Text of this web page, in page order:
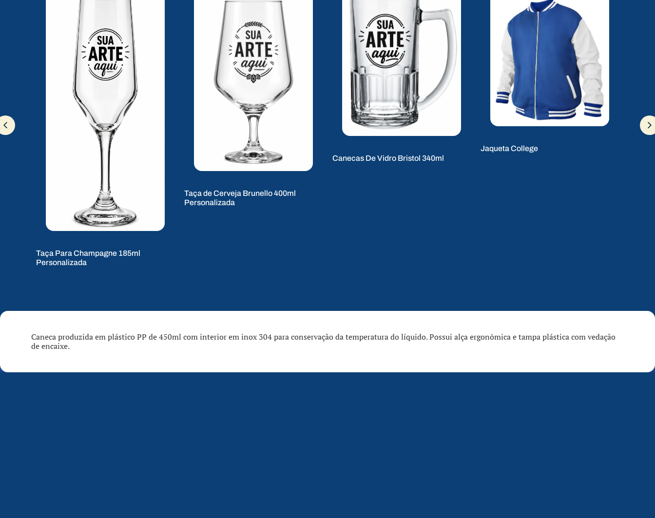
Taça Para Champagne 185ml
Personalizada
Taça de Cerveja Brunello 400ml
Personalizada
Canecas De Vidro Bristol 340ml
Jaqueta College
Caneca produzida em plástico PP de 450ml com interior em inox 304 para conservação da temperatura do líquido. Possui alça ergonômica e tampa plástica com vedação
de encaixe.